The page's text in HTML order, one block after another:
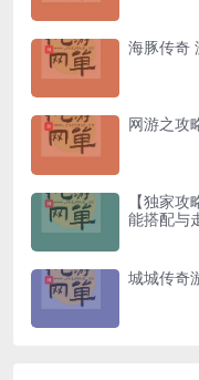
海豚传奇
网游之攻
【独家
能搭配与
城城传奇